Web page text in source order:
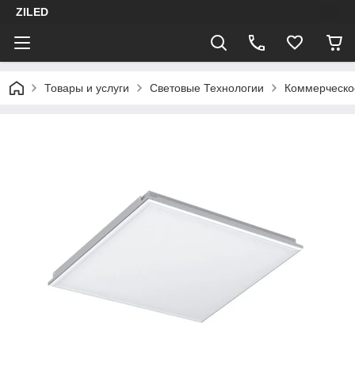
ZILED
Товары и услуги Световые Технологии